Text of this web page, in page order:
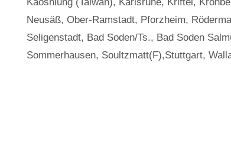
Neusäß, Ober-Ramstadt, Pforzheim,
Seligenstadt, Bad Soden/Ts., Bad Soden
Sommerhausen, Soultzmatt(F),Stuttgart,